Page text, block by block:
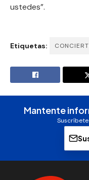
ustedes”.
Etiquetas:
Mantente